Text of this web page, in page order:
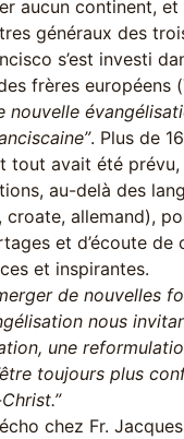
aucun continent,
généraux des
s’est investi
frères européens
nouvelle
. Plus de
tout avait été
au-delà des
croate, allemand),
et d’écoute de
et inspirantes.
de nouvelles
nous
une
toujours plus
chez Fr.